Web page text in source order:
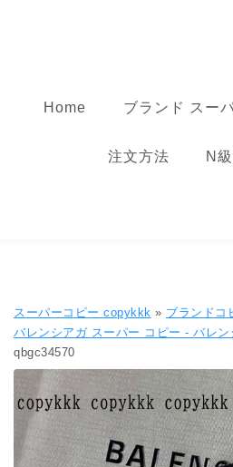
Home ブランド スー
注文方法 N
スーパーコピー copykkk » ブランドコ
バレンシアガ スーパー コピー​ - バレ
qbgc34570